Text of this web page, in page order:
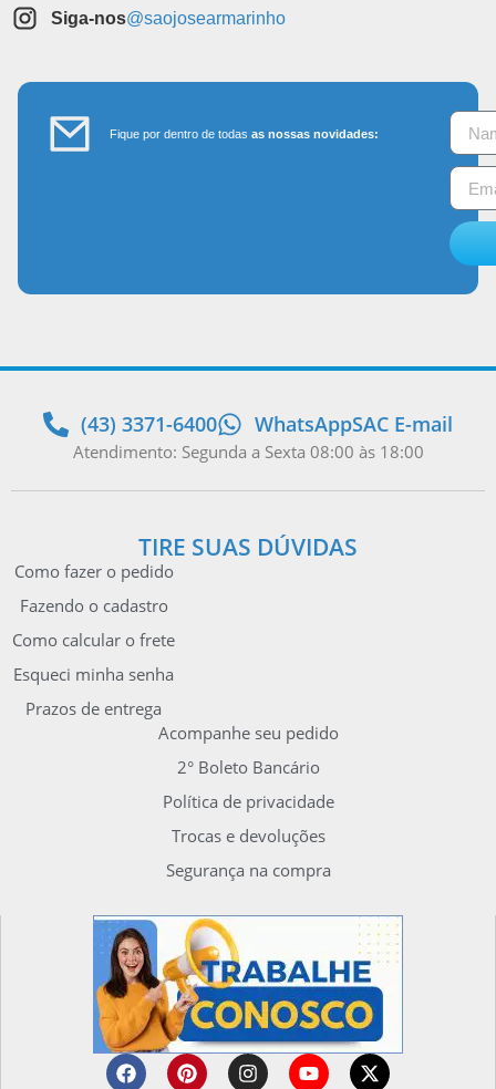
Siga-nos@saojosearmarinho
Fique por dentro de todasas nossas novidades:
(43) 3371-6400 WhatsAppSAC E-mail
Atendimento: Segunda a Sexta 08:00 às 18:00
TIRE SUAS DÚVIDAS
Como fazer o pedido
Fazendo o cadastro
Como calcular o frete
Esqueci minha senha
Prazos de entrega
Acompanhe seu pedido
2° Boleto Bancário
Política de privacidade
Trocas e devoluções
Segurança na compra